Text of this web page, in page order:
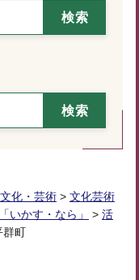
文化・芸術 > 文化芸術
いかす・なら」 > 活
群町